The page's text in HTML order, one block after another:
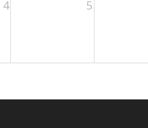
4 5